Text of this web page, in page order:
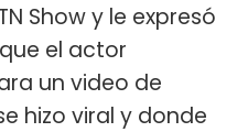
Show y le expresó
el actor
un video de
hizo viral y donde